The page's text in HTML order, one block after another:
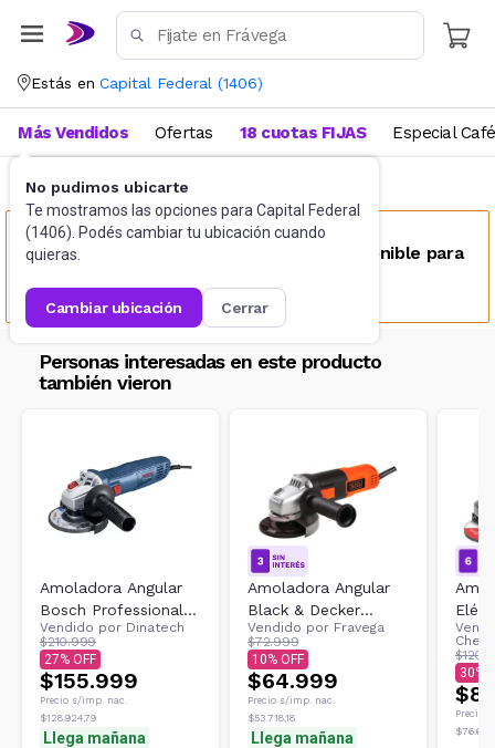
Estás en Capital Federal (1406)
No pudimos ubicarte
Te mostramos las opciones para Capital Federal
(1406). Podés cambiar tu ubicación cuando
quieras.
cambiar ubicación cerrar
Más Vendidos Ofertas 18 cuotas FIJAS Especial Café
De corte Amoladoras
Este producto no se encuentra disponible para
Personas interesadas en este producto
también vieron
Amoladora Angular
Bosch Professional
Gws 700 700w
12.000rpm
Vendido por Dinatech
$210.999
27
$155.999
Precio s/imp. nac.
$128.924,79
Llega mañana
Amoladora Angular
Black & Decker
G720N-AR
Vendido por Fravega
$72.999
10
$64.999
Precio s/imp. nac.
$53.718,18
Llega mañana
Cheng
30
Precio
$76.694